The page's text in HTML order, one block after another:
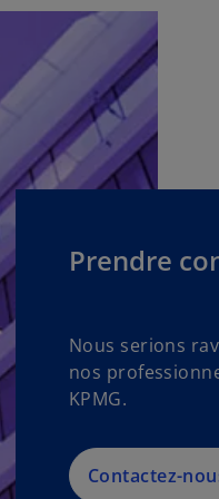
e
d
a
u
n
n
u
v
o
n
t
Prendre
Nous serions
nos
KPMG.
Contactez-